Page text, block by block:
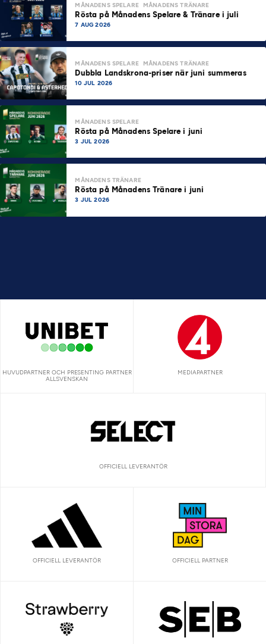
MÅNADENS SPELARE MÅNADENS TRÄNARE
Rösta på Månadens Spelare & Tränare i juli
7 AUG 2026
MÅNADENS SPELARE MÅNADENS TRÄNARE
Dubbla Landskrona-priser när juni summeras
10 JUL 2026
MÅNADENS SPELARE
Rösta på Månadens Spelare i juni
3 JUL 2026
MÅNADENS TRÄNARE
Rösta på Månadens Tränare i juni
3 JUL 2026
HUVUDPARTNER OCH PRESENTING PARTNER
ALLSVENSKAN
MEDIAPARTNER
OFFICIELL LEVERANTÖR
OFFICIELL LEVERANTÖR OFFICIELL PARTNER